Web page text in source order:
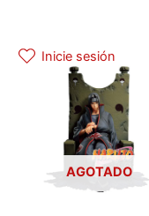
Inicie sesión
AGOTADO